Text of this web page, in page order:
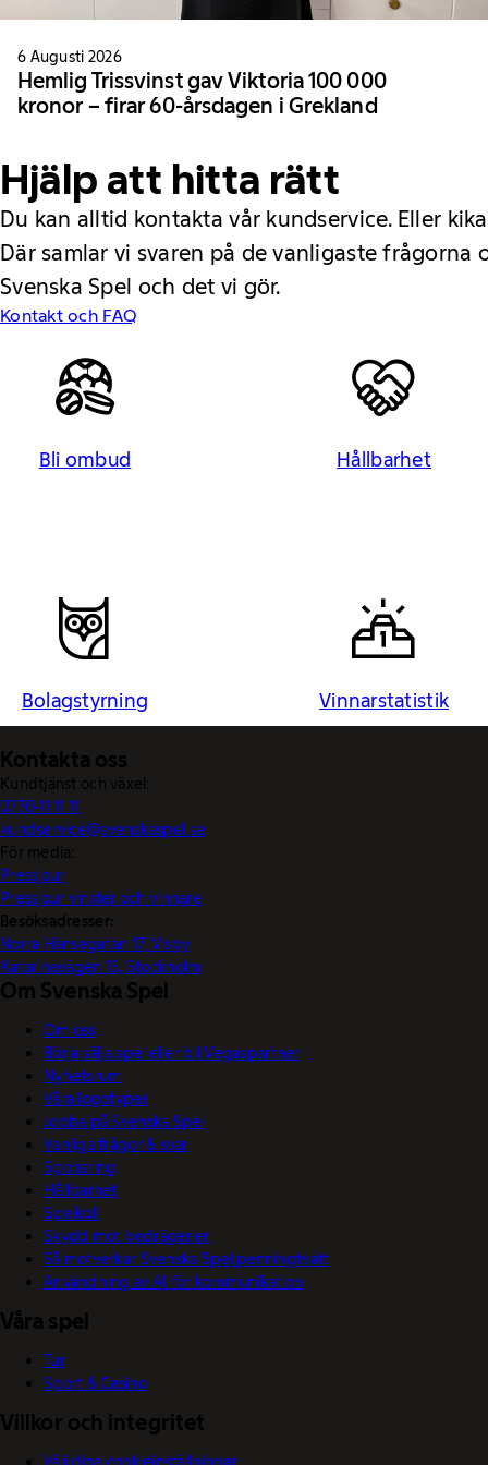
6 Augusti 2026
Hemlig Trissvinst gav Viktoria 100 000
kronor – firar 60-årsdagen i Grekland
Hjälp att hitta rätt
Du kan alltid kontakta vår kundservice. Eller kika
Där samlar vi svaren på de vanligaste frågorna
Svenska Spel och det vi gör.
Kontakt och FAQ
Bli ombud Hållbarhet
Bolagstyrning Vinnarstatistik
Kontakta oss
Kundtjänst och växel:
0770-11 11 11
kundservice@svenskaspel.se
För media:
Pressjour
Pressjour vinster och vinnare
Besöksadresser:
Norra Hansegatan 17, Visby
Katarinavägen 15, Stockholm
Om Svenska Spel
Om oss
Börja sälja spel eller bli Vegaspartner
Nyhetsrum
Våra logotyper
Jobba på Svenska Spel
Vanliga frågor & svar
Sponsring
Hållbarhet
Spelkoll
Skydd mot bedrägerier
Så motverkar Svenska Spel penningtvätt
Användning av AI för kommunikation
Våra spel
Tur
Sport & Casino
Villkor och integritet